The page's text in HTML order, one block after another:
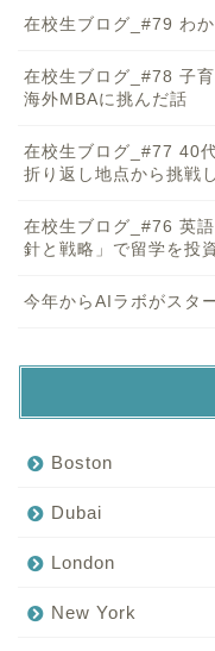
在校生ブログ_#79 わ
在校生ブログ_#78 子
海外MBAに挑んだ話
在校生ブログ_#77 40
折り返し地点から挑戦
在校生ブログ_#76 英
針と戦略」で留学を投
今年からAIラボがスタ
Boston
Dubai
London
New York